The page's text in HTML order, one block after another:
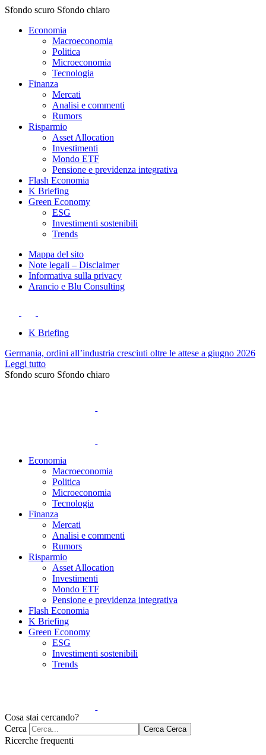
Sfondo scuro Sfondo chiaro
Economia
Macroeconomia
Politica
Microeconomia
Tecnologia
Finanza
Mercati
Analisi e commenti
Rumors
Risparmio
Asset Allocation
Investimenti
Mondo ETF
Pensione e previdenza integrativa
Flash Economia
K Briefing
Green Economy
ESG
Investimenti sostenibili
Trends
Mappa del sito
Note legali – Disclaimer
Informativa sulla privacy
Arancio e Blu Consulting
K Briefing
Germania, ordini all’industria cresciuti oltre le attese a giugno 2026
Leggi tutto
Sfondo scuro Sfondo chiaro
Economia
Macroeconomia
Politica
Microeconomia
Tecnologia
Finanza
Mercati
Analisi e commenti
Rumors
Risparmio
Asset Allocation
Investimenti
Mondo ETF
Pensione e previdenza integrativa
Flash Economia
K Briefing
Green Economy
ESG
Investimenti sostenibili
Trends
Cosa stai cercando?
Cerca
Cerca Cerca
Ricerche frequenti